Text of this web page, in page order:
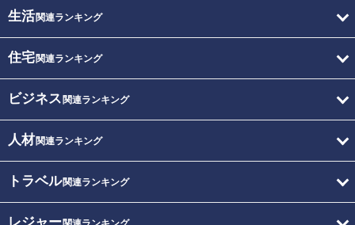
生活関連ランキング
住宅関連ランキング
ビジネス 関連ランキング
人材関連ランキング
トラベル関連ランキング